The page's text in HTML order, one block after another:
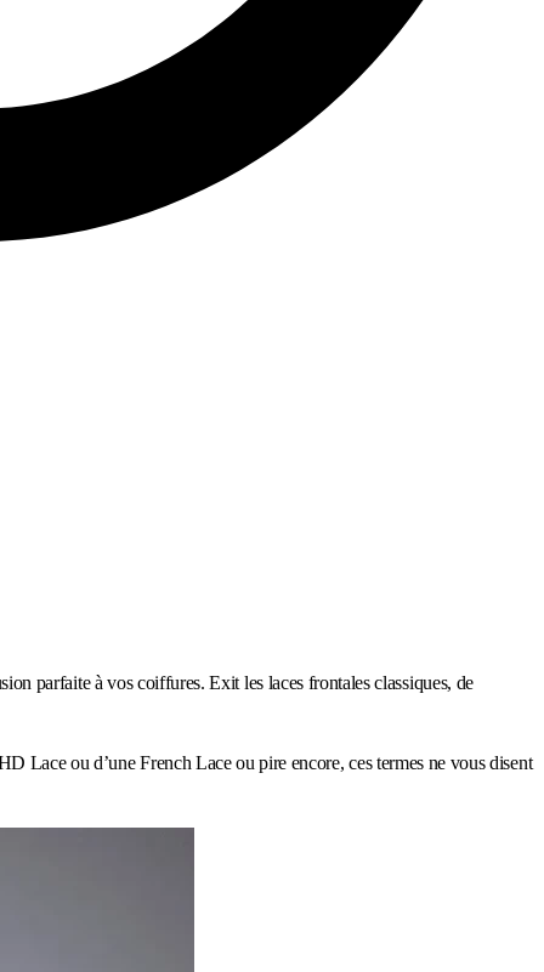
parfaite à vos coiffures. Exit les laces frontales classiques, de
Lace ou d’une French Lace ou pire encore, ces termes ne vous disent